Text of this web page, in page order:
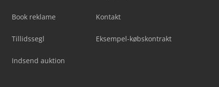
Book reklame
Tillidssegl
Indsend auktion
Kontakt
Eksempel-købskontrakt